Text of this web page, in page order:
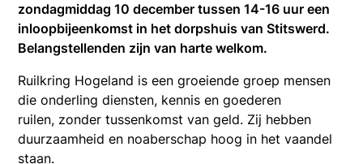
zondagmiddag 10 december tussen 14-16 uur een
inloopbijeenkomst in het dorpshuis van Stitswerd.
Belangstellenden zijn van harte welkom.
Ruilkring Hogeland is een groeiende groep mensen
die onderling diensten, kennis en goederen
ruilen, zonder tussenkomst van geld. Zij hebben
duurzaamheid en noaberschap hoog in het vaandel
staan.